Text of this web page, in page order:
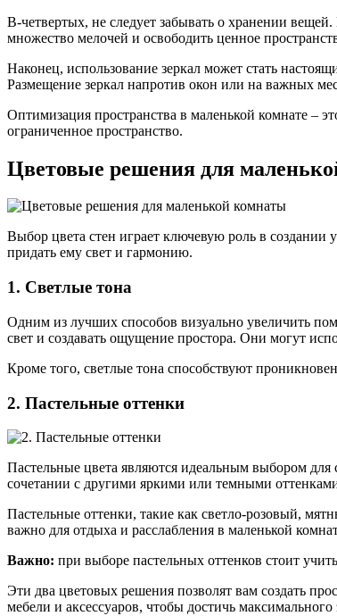
В-четвертых, не следует забывать о хранении
множество мелочей и освободить ценное
Наконец, использование зеркал может стать
Размещение зеркал напротив окон или на важных
Оптимизация пространства в маленькой комнате –
ограниченное пространство.
Цветовые решения для
Выбор цвета стен играет ключевую роль в создании
придать ему свет и гармонию.
1. Светлые тона
Одним из лучших способов визуально увеличить
свет и создавать ощущение простора. Они могут
Кроме того, светлые тона способствуют
2. Пастельные оттенки
Пастельные цвета являются идеальным выбором
сочетании с другими яркими или темными
Пастельные оттенки, такие как светло-розовый,
важно для отдыха и расслабления в маленькой
Важно: при выборе пастельных оттенков стоит
Эти два цветовых решения позволят вам создать
мебели и аксессуаров, чтобы достичь